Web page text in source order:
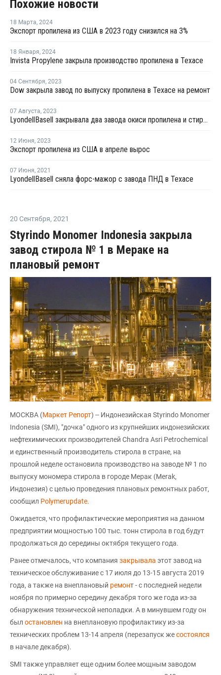
Похожие новости
18 Марта, 2024
Экспорт пропилена из США в 2023 году снизился на 3%
18 Января, 2024
Invista Propylene закрыла производство пропилена в Техасе
04 Сентября, 2023
Dow закрыла завод по выпуску пропилена в Техасе на ремонт
07 Августа, 2023
LyondellBasell закрывала два завода окиси пропилена и стирола в США и Европе на ремонт в июле-августе
12 Июня, 2023
Экспорт пропилена из США в апреле вырос
07 Июня, 2021
LyondellBasell сняла форс-мажор с завода ПНД в Техасе
20 Сентября, 2021
Styrindo Monomer Indonesia закрыла
завод стирола № 1 в Мераке на
плановый ремонт
МОСКВА (Маркет Репорт) -- Индонезийская Styrindo Monomer
Indonesia (SMI), "дочка" одного из крупнейших индонезийских
нефтехимических производителей Chandra Asri Petrochemical
и единственный производитель стирола в стране, на
прошлой неделе остановила производство на заводе № 1 по
выпуску мономера стирола в городе Мерак (Merak,
Индонезия) с целью проведения плановых ремонтных работ,
сообщил Polymerupdate.
Ожидается, что профилактические мероприятия на данном
предприятии мощностью 100 тыс. тонн стирола в год будут
продолжаться до середины октября текущего года.
Ранее отмечалось, что компания закрывала этот завод на
техническое обслуживание с 17 июля до 13-15 августа 2019
года, а также на внеплановый ремонт - с последней недели
ноября по примерно середину декабря того же года из-за
обнаружения технической неполадки. А в минувшем году он
был остановлен на внеплановую профилактику из-за
технических проблем 13-14 апреля (перезапуск жесостоялся
в начале декабря).
SMI также управляет еще одним более мощным заводом